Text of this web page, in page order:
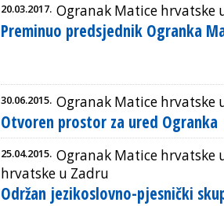
20.03.2017. Ogranak Matice hrvatske
Preminuo predsjednik Ogranka
30.06.2015. Ogranak Matice hrvatske
Otvoren prostor za ured Ogranka
25.04.2015. Ogranak Matice hrvatske
hrvatske u Zadru
Održan jezikoslovno-pjesnički